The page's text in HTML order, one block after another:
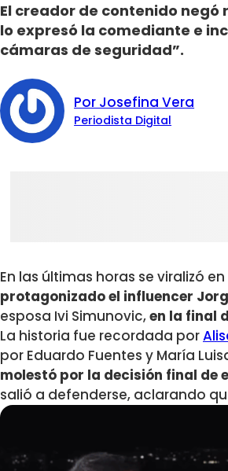
El creador de contenido
lo expresó la comediante e
cámaras de seguridad”.
Por Josefina Vera
Periodista Digital
En las últimas horas se viralizó
protagonizado el influencer
esposa Ivi Simunovic,en la final
La historia fue recordada por
por Eduardo Fuentes y María
molestó por la decisión final de
salió a defenderse, aclarando